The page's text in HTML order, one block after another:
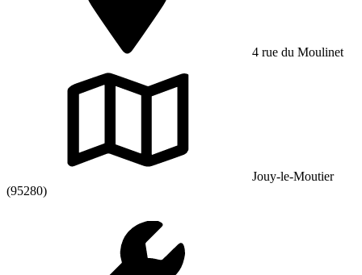
4 rue du Moulinet
Jouy-le-Moutier
(95280)